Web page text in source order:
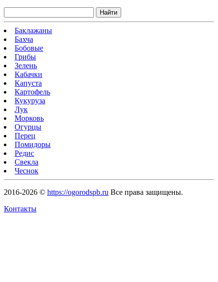
Найти
Баклажаны
Бахча
Бобовые
Грибы
Зелень
Кабачки
Капуста
Картофель
Кукуруза
Лук
Морковь
Огурцы
Перец
Помидоры
Редис
Свекла
Чеснок
2016-2026 © https://ogorodspb.ru Все права защищены.
Контакты